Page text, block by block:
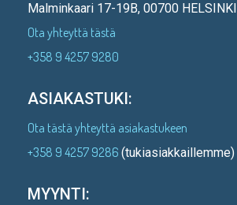
Malminkaari 17-19B, 00700 HELSINKI
Ota yhteyttä tästä
+358 9 4257 9280
ASIAKASTUKI:
Ota tästä yhteyttä asiakastukeen
+358 9 4257 9286 (tukiasiakkaillemme)
MYYNTI: